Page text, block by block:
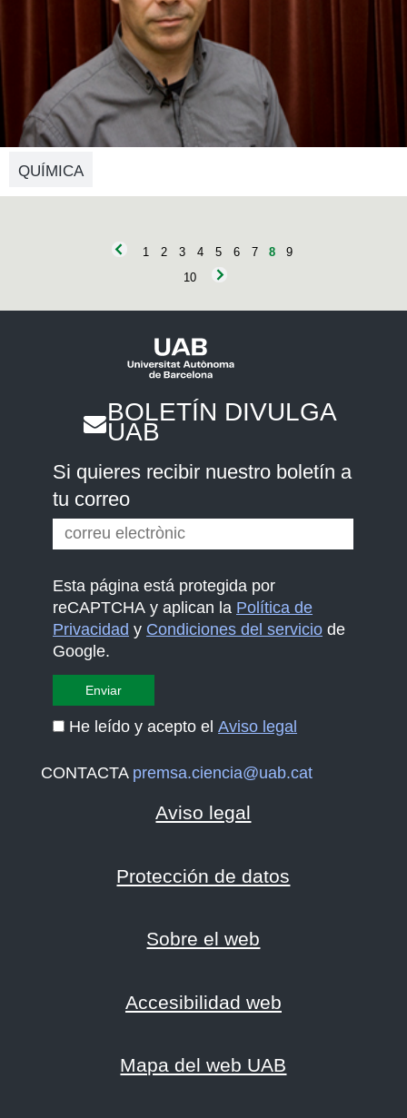
QUÍMICA
1 2 3 4 5 6 7 8
9
10
BOLETÍN DIVULGA
UAB
Si quieres recibir nuestro boletín a
tu correo
Esta página está protegida por
reCAPTCHA y aplican la Política de
Privacidad y Condiciones del servicio de
Google.
He leído y acepto elAviso legal
CONTACTA premsa.ciencia@uab.cat
Aviso legal
Protección de datos
Sobre el web
Accesibilidad web
Mapa del web UAB